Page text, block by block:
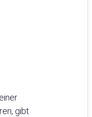
gibt